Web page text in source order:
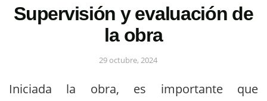
Supervisión y evaluación de
la obra
29 octubre, 2024
Iniciada la obra, es importante que